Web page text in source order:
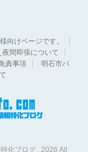
向けページです。
夜間即張について
責事項
明石市バ
化ブログ , 2026 All